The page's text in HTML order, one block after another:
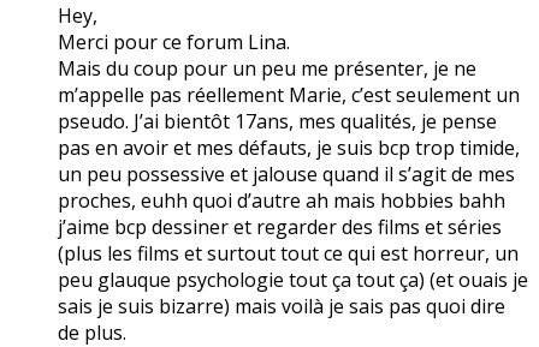
Hey,
Merci pour ce forum Lina.
Mais du coup pour un peu me présenter, je ne
m’appelle pas réellement Marie, c’est seulement un
pseudo. J’ai bientôt 17ans, mes qualités, je pense
pas en avoir et mes défauts, je suis bcp trop timide,
un peu possessive et jalouse quand il s’agit de mes
proches, euhh quoi d’autre ah mais hobbies bahh
j’aime bcp dessiner et regarder des films et séries
(plus les films et surtout tout ce qui est horreur, un
peu glauque psychologie tout ça tout ça) (et ouais je
sais je suis bizarre) mais voilà je sais pas quoi dire
de plus.